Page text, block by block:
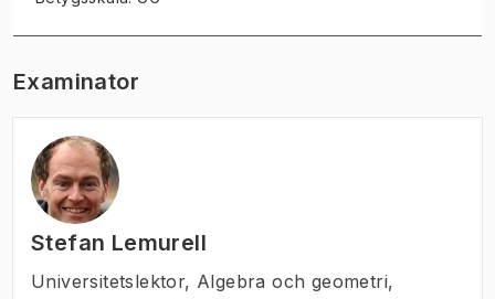
Examinator
Stefan Lemurell
Universitetslektor, Algebra och geometri,